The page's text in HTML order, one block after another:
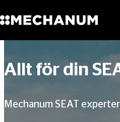
Allt för din
Mechanum SEAT